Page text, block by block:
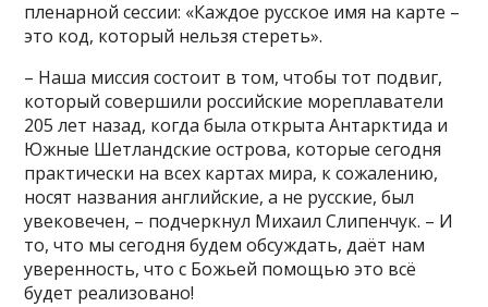
пленарной сессии: «Каждое русское имя на карте –
это код, который нельзя стереть».
– Наша миссия состоит в том, чтобы тот подвиг,
который совершили российские мореплаватели
205 лет назад, когда была открыта Антарктида и
Южные Шетландские острова, которые сегодня
практически на всех картах мира, к сожалению,
носят названия английские, а не русские, был
увековечен, – подчеркнул Михаил Слипенчук. – И
то, что мы сегодня будем обсуждать, даёт нам
уверенность, что с Божьей помощью это всё
будет реализовано!